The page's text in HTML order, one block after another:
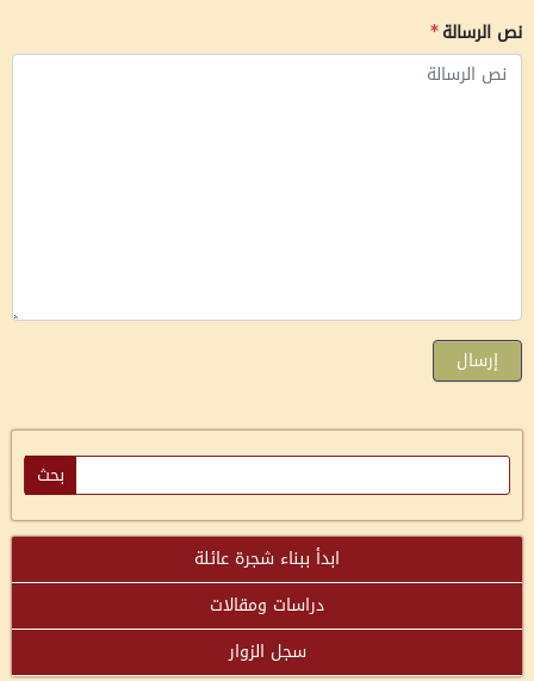
نص الرسالة
إرسال
ابدأ ببناء شجرة عائلة
دراسات ومقالات
سجل الزوار